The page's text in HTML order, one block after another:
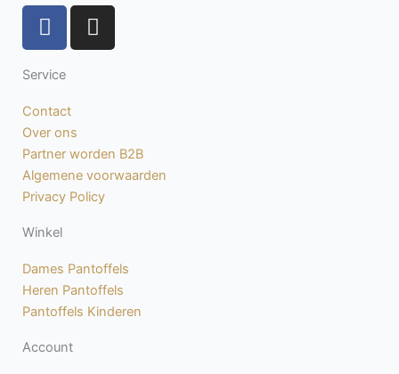
F
a
e
b
o
o
k
-
I
n
r
a
m
Service
Contact
Over ons
Partner worden B2B
Algemene voorwaarden
Privacy Policy
Winkel
Dames Pantoffels
Heren Pantoffels
Pantoffels Kinderen
Account